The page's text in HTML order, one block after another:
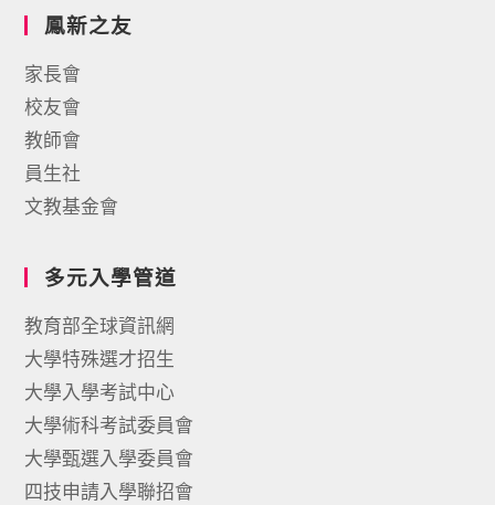
鳳新之友
家長會
校友會
教師會
員生社
文教基金會
多元入學管道
教育部全球資訊網
大學特殊選才招生
大學入學考試中心
大學術科考試委員會
大學甄選入學委員會
四技申請入學聯招會